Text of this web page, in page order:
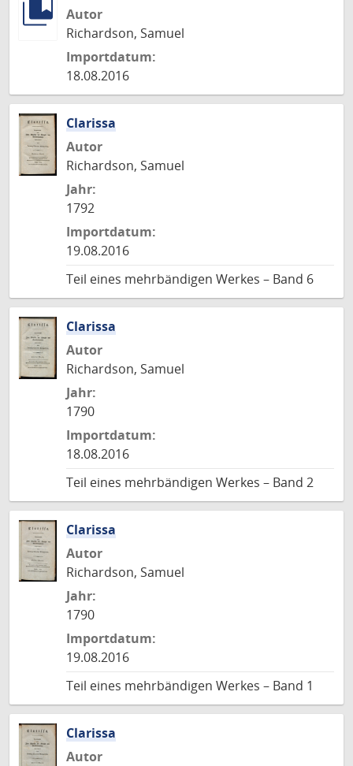
Autor
Richardson, Samuel
Importdatum:
18.08.2016
Clarissa
Autor
Richardson, Samuel
Jahr:
1792
Importdatum:
19.08.2016
Teil eines mehrbändigen Werkes – Band 6
Clarissa
Autor
Richardson, Samuel
Jahr:
1790
Importdatum:
18.08.2016
Teil eines mehrbändigen Werkes – Band 2
Clarissa
Autor
Richardson, Samuel
Jahr:
1790
Importdatum:
19.08.2016
Teil eines mehrbändigen Werkes – Band 1
Clarissa
Autor